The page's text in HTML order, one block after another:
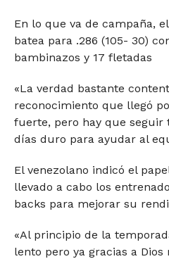
En lo que va de campaña,
batea para .286 (105- 30)
bambinazos y 17 fletadas
«La verdad bastante
reconocimiento que llegó
fuerte, pero hay que seguir
días duro para ayudar al
El venezolano indicó el
llevado a cabo los
backs para mejorar su
«Al principio de la
lento pero ya gracias a